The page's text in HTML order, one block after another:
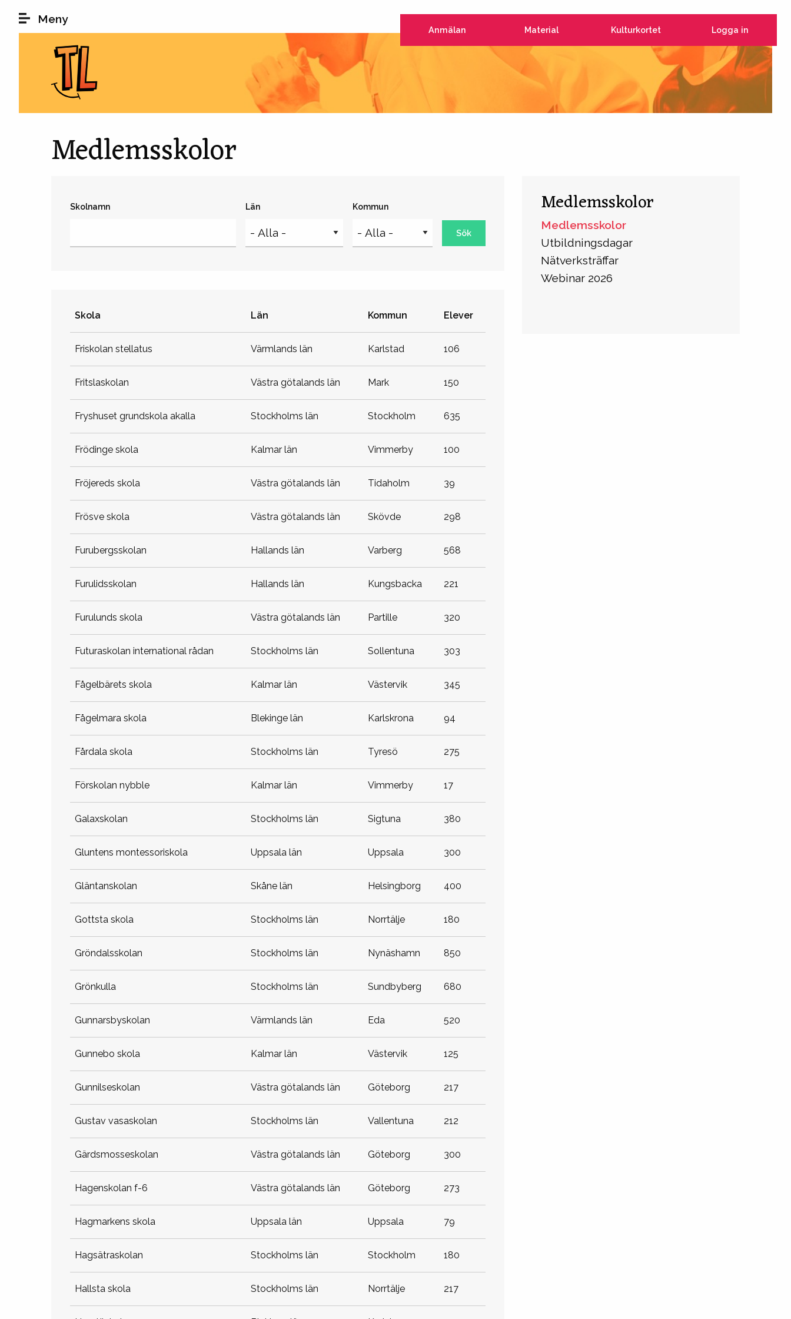
Meny
Anmälan Material Kulturkortet Logga in
Medlemsskolor
Skolnamn Län Kommun
Skola Län Kommun Elever
friskolan stellatus värmlands län karlstad 106
fritslaskolan västra götalands län mark 150
fryshuset grundskola akalla stockholms län stockholm 635
frödinge skola kalmar län vimmerby 100
fröjereds skola västra götalands län tidaholm 39
frösve skola västra götalands län skövde 298
furubergsskolan hallands län varberg 568
furulidsskolan hallands län kungsbacka 221
furulunds skola västra götalands län partille 320
futuraskolan international rådan stockholms län sollentuna 303
fågelbärets skola kalmar län västervik 345
fågelmara skola blekinge län karlskrona 94
fårdala skola stockholms län tyresö 275
förskolan nybble kalmar län vimmerby 17
galaxskolan stockholms län sigtuna 380
gluntens montessoriskola uppsala län uppsala 300
gläntanskolan skåne län helsingborg 400
gottsta skola stockholms län norrtälje 180
gröndalsskolan stockholms län nynäshamn 850
grönkulla stockholms län sundbyberg 680
gunnarsbyskolan värmlands län eda 520
gunnebo skola kalmar län västervik 125
gunnilseskolan västra götalands län göteborg 217
gustav vasaskolan stockholms län vallentuna 212
gärdsmosseskolan västra götalands län göteborg 300
hagenskolan f-6 västra götalands län göteborg 273
hagmarkens skola uppsala län uppsala 79
hagsätraskolan stockholms län stockholm 180
hallsta skola stockholms län norrtälje 217
Medlemsskolor
Medlemsskolor
Utbildningsdagar
Nätverksträffar
Webinar 2026